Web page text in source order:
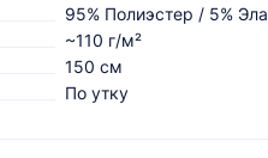
95% Полиэстер / 5%
~110 г/м²
150 см
По утку